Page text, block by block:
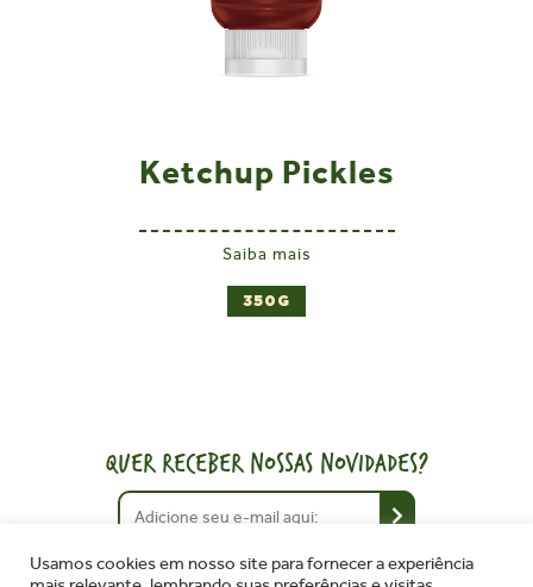
Ketchup Pickles
Saiba mais
350G
QUER RECEBER NOSSAS NOVIDADES?
Usamos cookies em nosso site para fornecer a experiência